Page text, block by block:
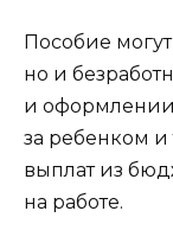
Пособие
но и
и
за ребенком
выплат из
на работе.